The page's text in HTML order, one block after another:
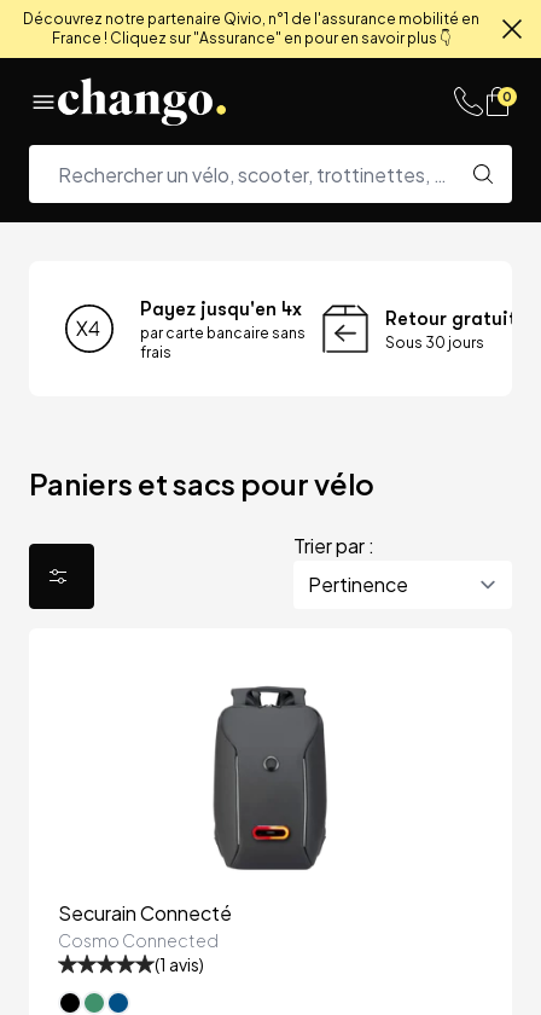
Découvrez notre partenaire Qivio, n°1 de l'assurance mobilité en
France ! Cliquez sur "Assurance" en pour en savoir plus 👇
0
Payez jusqu'en 4x
par carte bancaire sans
frais
Retour gratuit
Sous 30 jours
Paniers et sacs pour vélo
Trier par :
Securain Connecté
Cosmo Connected
(1 avis)